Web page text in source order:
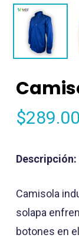
$289.00
Descripción:
Camisola
solapa
botones en